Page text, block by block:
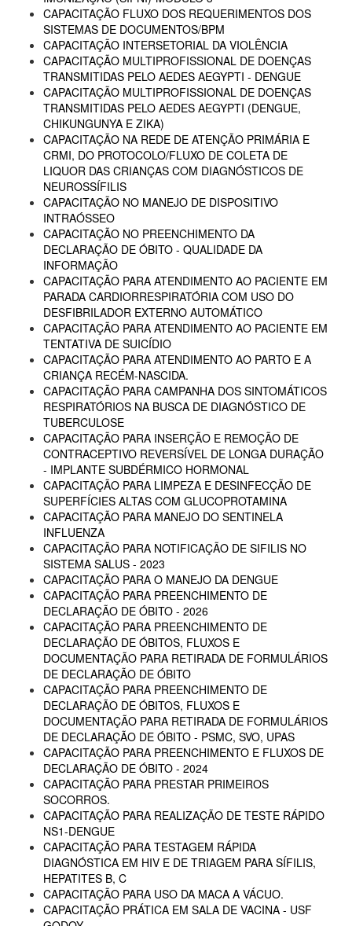
CAPACITAÇÃO FLUXO DOS REQUERIMENTOS DOS
SISTEMAS DE DOCUMENTOS/BPM
CAPACITAÇÃO INTERSETORIAL DA VIOLÊNCIA
CAPACITAÇÃO MULTIPROFISSIONAL DE DOENÇAS
TRANSMITIDAS PELO AEDES AEGYPTI - DENGUE
CAPACITAÇÃO MULTIPROFISSIONAL DE DOENÇAS
TRANSMITIDAS PELO AEDES AEGYPTI (DENGUE,
CHIKUNGUNYA E ZIKA)
CAPACITAÇÃO NA REDE DE ATENÇÃO PRIMÁRIA E
CRMI, DO PROTOCOLO/FLUXO DE COLETA DE
LIQUOR DAS CRIANÇAS COM DIAGNÓSTICOS DE
NEUROSSÍFILIS
CAPACITAÇÃO NO MANEJO DE DISPOSITIVO
INTRAÓSSEO
CAPACITAÇÃO NO PREENCHIMENTO DA
DECLARAÇÃO DE ÓBITO - QUALIDADE DA
INFORMAÇÃO
CAPACITAÇÃO PARA ATENDIMENTO AO PACIENTE EM
PARADA CARDIORRESPIRATÓRIA COM USO DO
DESFIBRILADOR EXTERNO AUTOMÁTICO
CAPACITAÇÃO PARA ATENDIMENTO AO PACIENTE EM
TENTATIVA DE SUICÍDIO
CAPACITAÇÃO PARA ATENDIMENTO AO PARTO E A
CRIANÇA RECÉM-NASCIDA.
CAPACITAÇÃO PARA CAMPANHA DOS SINTOMÁTICOS
RESPIRATÓRIOS NA BUSCA DE DIAGNÓSTICO DE
TUBERCULOSE
CAPACITAÇÃO PARA INSERÇÃO E REMOÇÃO DE
CONTRACEPTIVO REVERSÍVEL DE LONGA DURAÇÃO
- IMPLANTE SUBDÉRMICO HORMONAL
CAPACITAÇÃO PARA LIMPEZA E DESINFECÇÃO DE
SUPERFÍCIES ALTAS COM GLUCOPROTAMINA
CAPACITAÇÃO PARA MANEJO DO SENTINELA
INFLUENZA
CAPACITAÇÃO PARA NOTIFICAÇÃO DE SIFILIS NO
SISTEMA SALUS - 2023
CAPACITAÇÃO PARA O MANEJO DA DENGUE
CAPACITAÇÃO PARA PREENCHIMENTO DE
DECLARAÇÃO DE ÓBITO - 2026
CAPACITAÇÃO PARA PREENCHIMENTO DE
DECLARAÇÃO DE ÓBITOS, FLUXOS E
DOCUMENTAÇÃO PARA RETIRADA DE FORMULÁRIOS
DE DECLARAÇÃO DE ÓBITO
CAPACITAÇÃO PARA PREENCHIMENTO DE
DECLARAÇÃO DE ÓBITOS, FLUXOS E
DOCUMENTAÇÃO PARA RETIRADA DE FORMULÁRIOS
DE DECLARAÇÃO DE ÓBITO - PSMC, SVO, UPAS
CAPACITAÇÃO PARA PREENCHIMENTO E FLUXOS DE
DECLARAÇÃO DE ÓBITO - 2024
CAPACITAÇÃO PARA PRESTAR PRIMEIROS
SOCORROS.
CAPACITAÇÃO PARA REALIZAÇÃO DE TESTE RÁPIDO
NS1-DENGUE
CAPACITAÇÃO PARA TESTAGEM RÁPIDA
DIAGNÓSTICA EM HIV E DE TRIAGEM PARA SÍFILIS,
HEPATITES B, C
CAPACITAÇÃO PARA USO DA MACA A VÁCUO.
CAPACITAÇÃO PRÁTICA EM SALA DE VACINA - USF